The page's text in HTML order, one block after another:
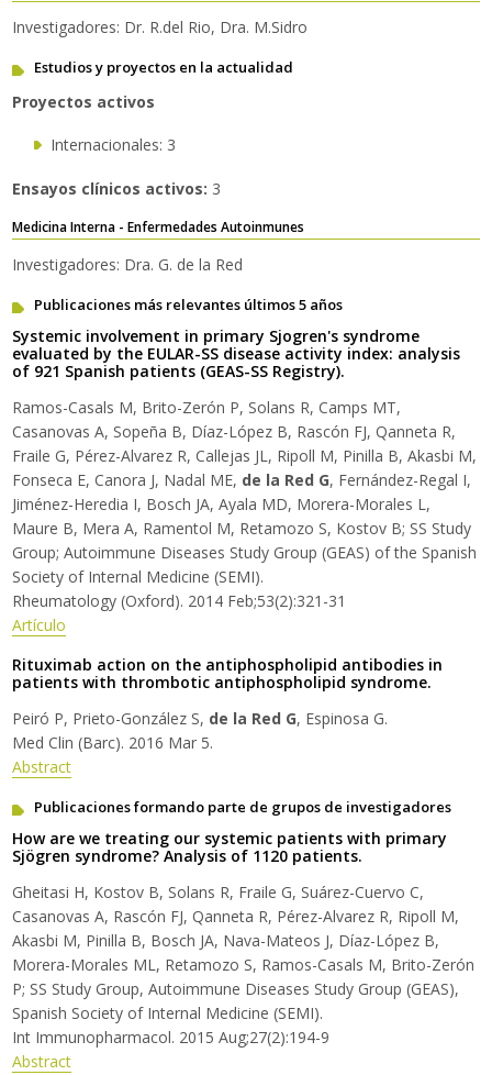
Investigadores: Dr. R.del Rio, Dra. M.Sidro
Estudios y proyectos en la actualidad
Proyectos activos
Internacionales: 3
Ensayos clínicos activos: 3
Medicina Interna - Enfermedades Autoinmunes
Investigadores: Dra. G. de la Red
Publicaciones más relevantes últimos 5 años
Systemic involvement in primary Sjogren's syndrome
evaluated by the EULAR-SS disease activity index: analysis
of 921 Spanish patients (GEAS-SS Registry).
Ramos-Casals M, Brito-Zerón P, Solans R, Camps MT,
Casanovas A, Sopeña B, Díaz-López B, Rascón FJ, Qanneta R,
Fraile G, Pérez-Alvarez R, Callejas JL, Ripoll M, Pinilla B, Akasbi M,
Fonseca E, Canora J, Nadal ME, de la Red G, Fernández-Regal I,
Jiménez-Heredia I, Bosch JA, Ayala MD, Morera-Morales L,
Maure B, Mera A, Ramentol M, Retamozo S, Kostov B; SS Study
Group; Autoimmune Diseases Study Group (GEAS) of the Spanish
Society of Internal Medicine (SEMI).
Rheumatology (Oxford). 2014 Feb;53(2):321-31
Artículo
Rituximab action on the antiphospholipid antibodies in
patients with thrombotic antiphospholipid syndrome.
Peiró P, Prieto-González S, de la Red G, Espinosa G.
Med Clin (Barc). 2016 Mar 5.
Abstract
Publicaciones formando parte de grupos de investigadores
How are we treating our systemic patients with primary
Sjögren syndrome? Analysis of 1120 patients.
Gheitasi H, Kostov B, Solans R, Fraile G, Suárez-Cuervo C,
Casanovas A, Rascón FJ, Qanneta R, Pérez-Alvarez R, Ripoll M,
Akasbi M, Pinilla B, Bosch JA, Nava-Mateos J, Díaz-López B,
Morera-Morales ML, Retamozo S, Ramos-Casals M, Brito-Zerón
P; SS Study Group, Autoimmune Diseases Study Group (GEAS),
Spanish Society of Internal Medicine (SEMI).
Int Immunopharmacol. 2015 Aug;27(2):194-9
Abstract